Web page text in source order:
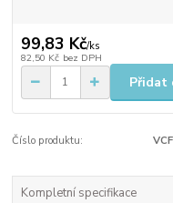
99,83 Kč/ks
82,50 Kč bez DPH
Přidat
Číslo produktu:
Kompletní specifikace